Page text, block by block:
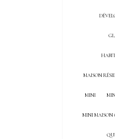
MAISON
MINI
MINI MAISON